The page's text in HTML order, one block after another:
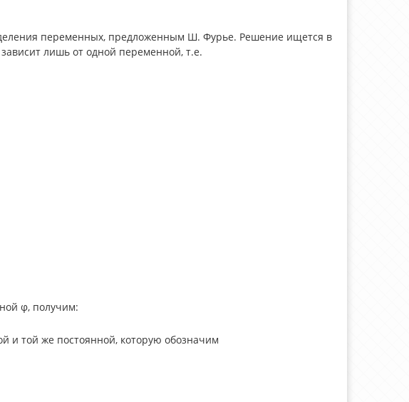
переменных, предложенным Ш. Фурье. Решение ищется в
лишь от одной переменной, т.е.
φ, получим:
и той же постоянной, которую обозначим